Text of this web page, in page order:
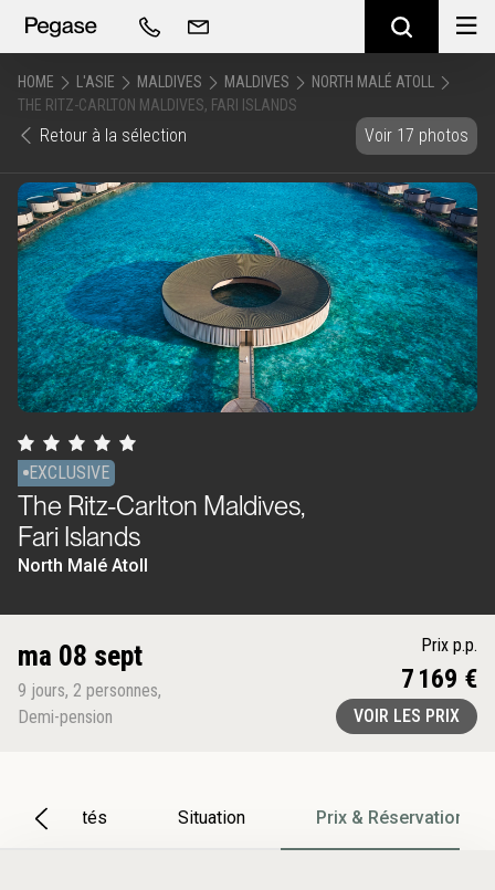
HOME L'ASIE MALDIVES MALDIVES
NORTH MALÉ ATOLL
THE RITZ-CARLTON MALDIVES, FARI ISLANDS
Retour à la sélection Voir 17 photos
EXCLUSIVE
The Ritz-Carlton Maldives,
Fari Islands
North Malé Atoll
ma 08 sept
9 jours, 2 personnes,
Demi-pension
Prix p.p.
7 169 €
VOIR LES PRIX
Particularités Situation Prix & Réservation